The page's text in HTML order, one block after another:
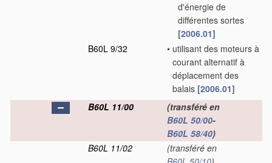
d'énergie de
différentes sortes
[2006.01]
B60L 9/32
• utilisant des moteurs à
courant alternatif à
déplacement des
balais [2006.01]
B60L 11/00
(transféré en
B60L 50/00-
B60L 58/40)
B60L 11/02
(transféré en